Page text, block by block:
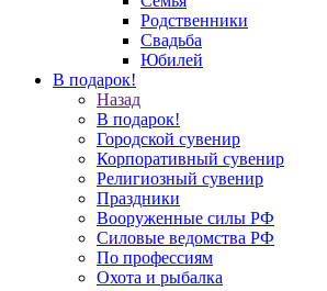
Родственники
Свадьба
Юбилей
В подарок!
Назад
В подарок!
Городской сувенир
Корпоративный сувенир
Религиозный сувенир
Праздники
Вооруженные силы РФ
Силовые ведомства РФ
По профессиям
Охота и рыбалка